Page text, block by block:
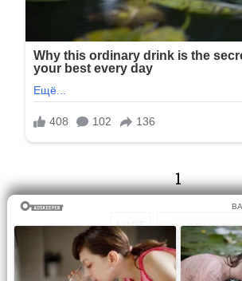
1
1/125 Следующая
Перейти на страницу: